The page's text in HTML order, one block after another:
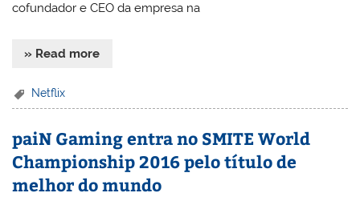
cofundador e CEO da empresa na
» Read more
Netflix
paiN Gaming entra no SMITE World
Championship 2016 pelo título de
melhor do mundo